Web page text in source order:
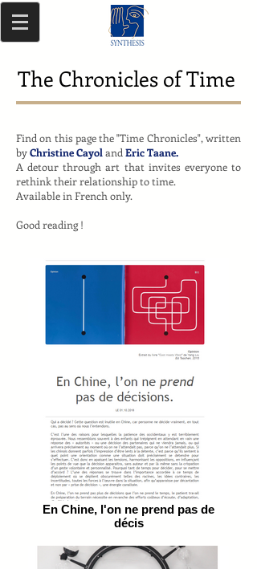
The Chronicles of Time
Find on this page the "Time Chronicles", written
byChristine Cayol and Eric Taane.
A detour through art that invites everyone to
rethink their relationship to time.
Available in French only.
Good reading !
En Chine, l'on ne prend pas de
décis